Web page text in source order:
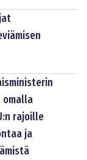
omalla
rajoille
ja